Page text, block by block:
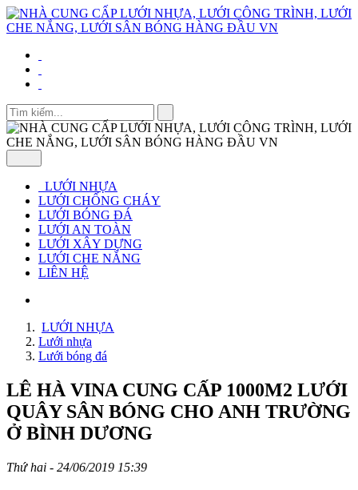
LƯỚI NHỰA
LƯỚI CHỐNG CHÁY
LƯỚI BÓNG ĐÁ
LƯỚI AN TOÀN
LƯỚI XÂY DỰNG
LƯỚI CHE NẮNG
LIÊN HỆ
LƯỚI NHỰA
Lưới nhựa
Lưới bóng đá
LÊ HÀ VINA CUNG CẤP 1000M2 LƯỚI
QUÂY SÂN BÓNG CHO ANH TRƯỜNG
Ở BÌNH DƯƠNG
Thứ hai - 24/06/2019 15:39